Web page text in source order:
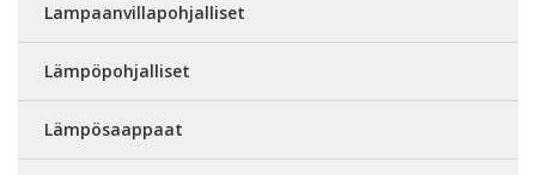
Lampaanvillapohjalliset
Lämpöpohjalliset
Lämpösaappaat